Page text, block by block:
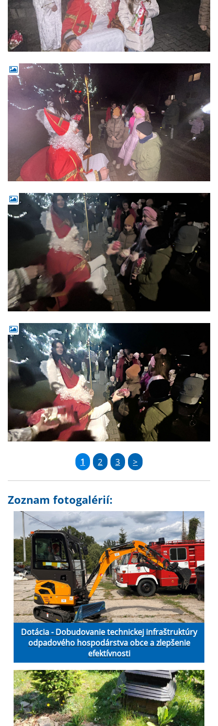
1 2 3 >
Zoznam fotogalérií:
Dotácia - Dobudovanie technickej infraštruktúry
odpadového hospodárstva obce a zlepšenie
efektívnosti